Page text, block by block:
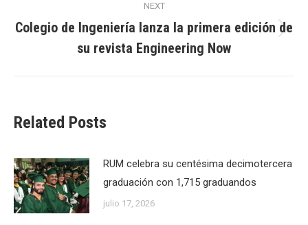
NEXT
post:
Colegio de Ingeniería lanza la primera edición de
su revista Engineering Now
Related Posts
RUM celebra su centésima decimotercera
graduación con 1,715 graduandos
julio 17, 2026